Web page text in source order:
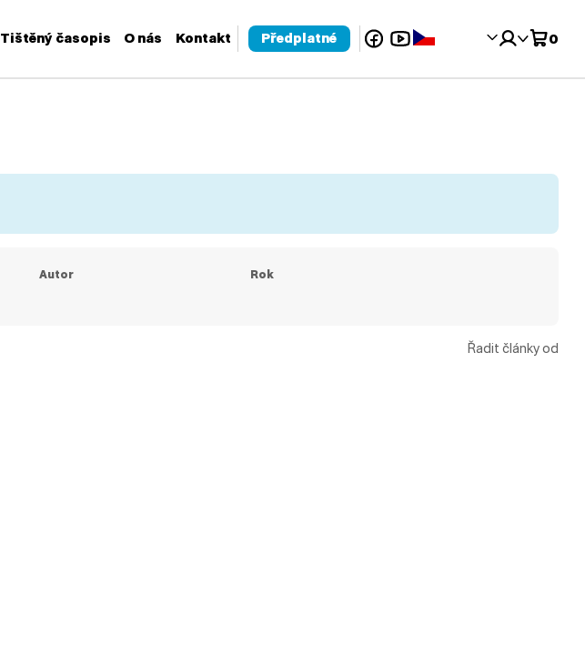
Tištěný časopis O nás Kontakt Předplatné Facebook
YouTube 0
Autor
Rok
Řadit články od